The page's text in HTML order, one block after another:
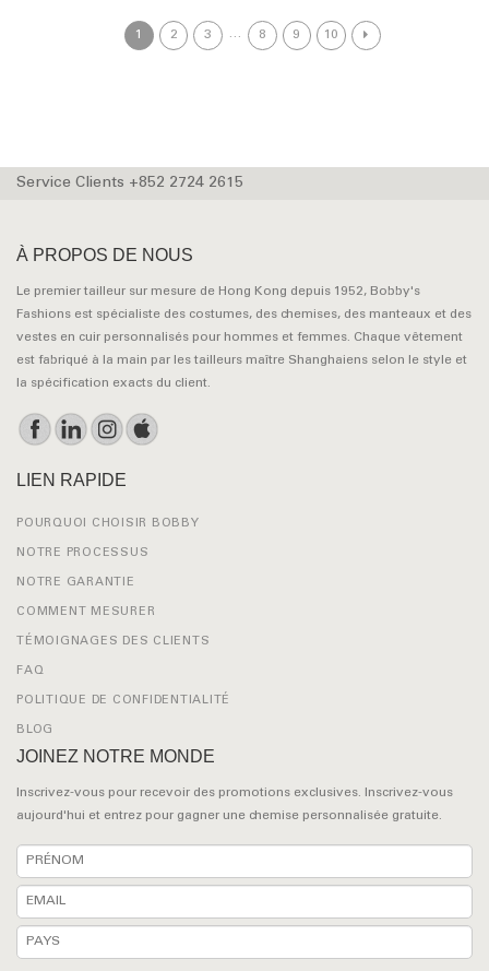
1 2 3 … 8 9 10
Service Clients +852 2724 2615
À PROPOS DE NOUS
Le premier tailleur sur mesure de Hong Kong depuis 1952, Bobby's
Fashions est spécialiste des costumes, des chemises, des manteaux et des
vestes en cuir personnalisés pour hommes et femmes. Chaque vêtement
est fabriqué à la main par les tailleurs maître Shanghaiens selon le style et
la spécification exacts du client.
LIEN RAPIDE
POURQUOI CHOISIR BOBBY
NOTRE PROCESSUS
NOTRE GARANTIE
COMMENT MESURER
TÉMOIGNAGES DES CLIENTS
FAQ
POLITIQUE DE CONFIDENTIALITÉ
BLOG
JOINEZ NOTRE MONDE
Inscrivez-vous pour recevoir des promotions exclusives. Inscrivez-vous
aujourd'hui et entrez pour gagner une chemise personnalisée gratuite.